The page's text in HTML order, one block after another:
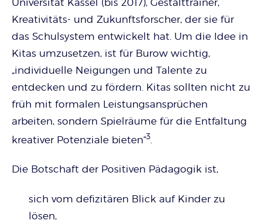
Kreativitäts- und Zukunftsforscher, der sie für
das Schulsystem entwickelt hat. Um die Idee in
Kitas umzusetzen, ist für Burow wichtig,
„individuelle Neigungen und Talente zu
entdecken und zu fördern. Kitas sollten nicht zu
früh mit formalen Leistungsansprüchen
arbeiten, sondern Spielräume für die Entfaltung
kreativer Potenziale bieten“3
Die Botschaft der Positiven Pädagogik ist,
sich vom defizitären Blick auf Kinder zu
lösen,